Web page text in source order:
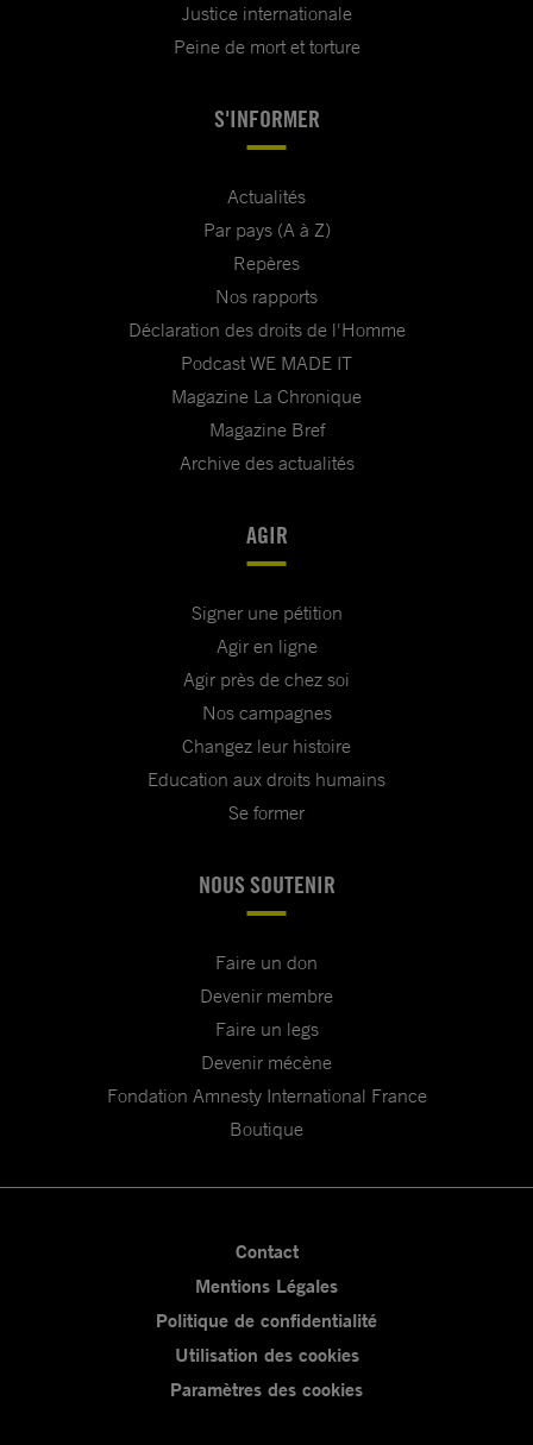
Justice internationale
Peine de mort et torture
S'INFORMER
Actualités
Par pays (A à Z)
Repères
Nos rapports
Déclaration des droits de l'Homme
Podcast WE MADE IT
Magazine La Chronique
Magazine Bref
Archive des actualités
AGIR
Signer une pétition
Agir en ligne
Agir près de chez soi
Nos campagnes
Changez leur histoire
Education aux droits humains
Se former
NOUS SOUTENIR
Faire un don
Devenir membre
Faire un legs
Devenir mécène
Fondation Amnesty International France
Boutique
Contact
Mentions Légales
Politique de confidentialité
Utilisation des cookies
Paramètres des cookies